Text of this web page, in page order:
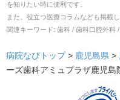
を知りたい時に便利です。
また、役立つ医療コラムなども掲載
関連キーワード: 歯科 / 歯科口腔外科
病院なびトップ > 鹿児島県 >
ーズ歯科アミュプラザ鹿児島